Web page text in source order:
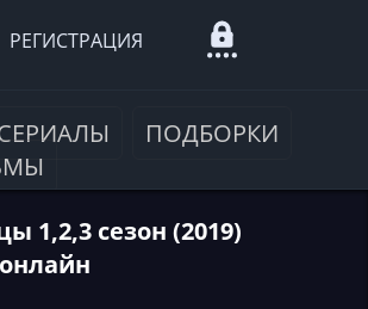
РЕГИСТРАЦИЯ
ПОДБОРКИ
1,2,3 сезон (2019)